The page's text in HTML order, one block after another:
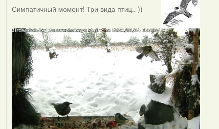
Симпатичный момент! Три вида птиц.. ))